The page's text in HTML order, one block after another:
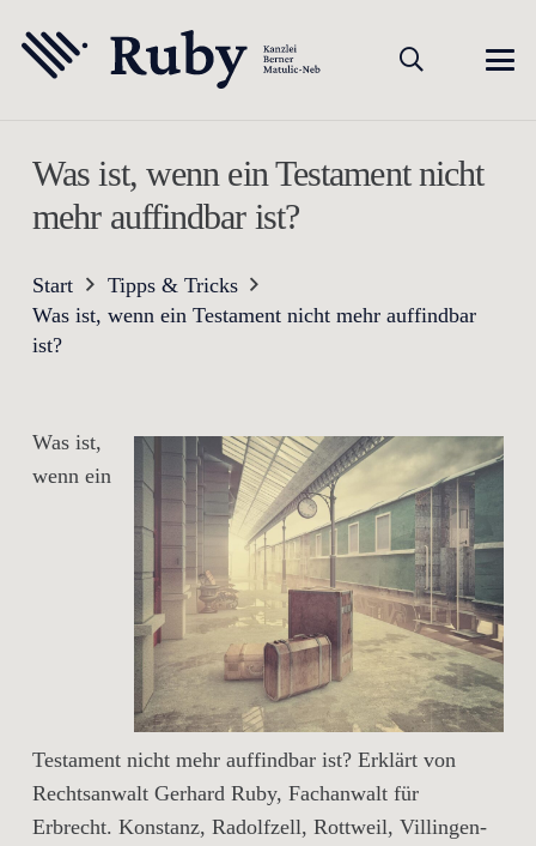
Was ist, wenn ein Testament nicht
mehr auffindbar ist?
Start
Tipps & Tricks
Was ist, wenn ein Testament nicht mehr auffindbar
ist?
Was ist,
wenn ein
Testament nicht mehr auffindbar ist? Erklärt von
Rechtsanwalt Gerhard Ruby, Fachanwalt für
Erbrecht. Konstanz, Radolfzell, Rottweil, Villingen-